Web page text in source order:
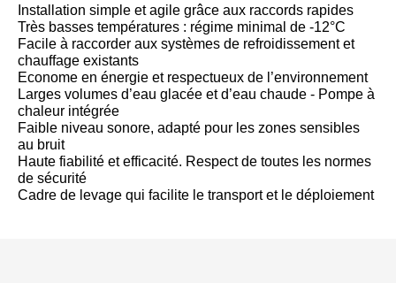
Installation simple et agile grâce aux raccords rapides
Très basses températures : régime minimal de -12°C
Facile à raccorder aux systèmes de refroidissement et
chauffage existants
Econome en énergie et respectueux de l’environnement
Larges volumes d’eau glacée et d’eau chaude - Pompe à
chaleur intégrée
Faible niveau sonore, adapté pour les zones sensibles
au bruit
Haute fiabilité et efficacité. Respect de toutes les normes
de sécurité
Cadre de levage qui facilite le transport et le déploiement